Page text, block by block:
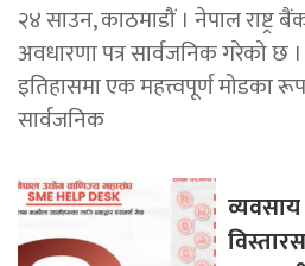
२४ साउन, काठमाडौं । नेपाल राष्ट्र
अवधारणा पत्र सार्वजनिक गरेको छ
इतिहासमा एक महत्त्वपूर्ण मोडका
सार्वजनिक